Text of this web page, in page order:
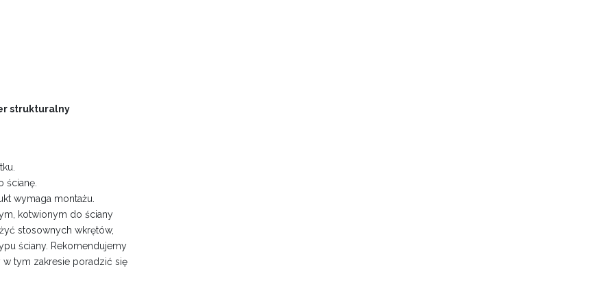
strukturalny
ścianę.
wymaga montażu.
kotwionym do ściany
stosownych wkrętów,
ściany. Rekomendujemy
tym zakresie poradzić się